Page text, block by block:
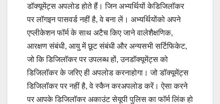
डॉक्यूमेंट्स अपलोड होते हैं। जिन अभ्यर्थियों केडिजिलॉकर
पर लॉगइन पासवर्ड नहीं है, वे बना लें। अभ्यर्थियोंको अपने
एप्लीकेशन फॉर्म के साथ अटैच किए जाने वालेशैक्षणिक,
आरक्षण संबंधी, आयु में छूट संबंधी और अन्यसभी सर्टिफिकेट,
जो कि डिजिलॉकर पर उपलब्ध हों, उनडॉक्यूमेंट्स को
डिजिलॉकर के जरिए ही अपलोड करनाहोगा। जो डॉक्यूमेंट्स
डिजिलॉकर पर नहीं है, वे स्कैन करअपलोड करें। ऐसा करने
पर आपके डिजिलॉकर अकाउंट सेयूपी पुलिस का फॉर्म लिंक हो